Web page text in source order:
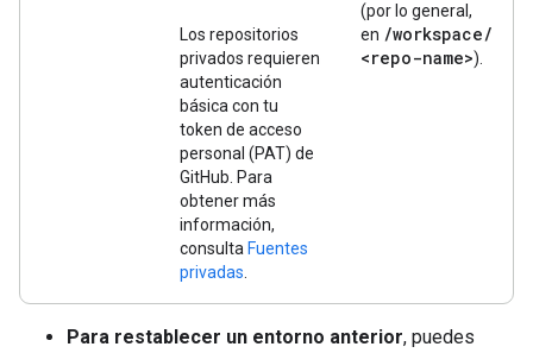
Los repositorios
privados requieren
autenticación
básica con tu
token de acceso
personal (PAT) de
GitHub. Para
obtener más
información,
consulta Fuentes
privadas
(por lo general,
en /workspace/
<repo-name>).
Para restablecer un entorno anterior, puedes